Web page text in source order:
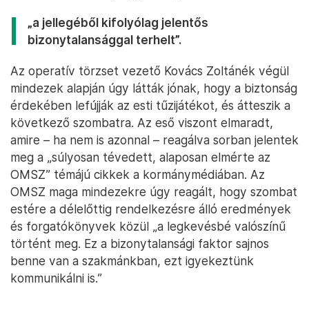
„a jellegéből kifolyólag jelentős
bizonytalansággal terhelt”.
Az operatív törzset vezető Kovács Zoltánék végül
mindezek alapján úgy látták jónak, hogy a biztonság
érdekében lefújják az esti tűzijátékot, és átteszik a
következő szombatra. Az eső viszont elmaradt,
amire – ha nem is azonnal – reagálva sorban jelentek
meg a „súlyosan tévedett, alaposan elmérte az
OMSZ” témájú cikkek a kormánymédiában. Az
OMSZ maga mindezekre úgy reagált, hogy szombat
estére a délelőttig rendelkezésre álló eredmények
és forgatókönyvek közül „a legkevésbé valószínű
történt meg. Ez a bizonytalansági faktor sajnos
benne van a szakmánkban, ezt igyekeztünk
kommunikálni is.”